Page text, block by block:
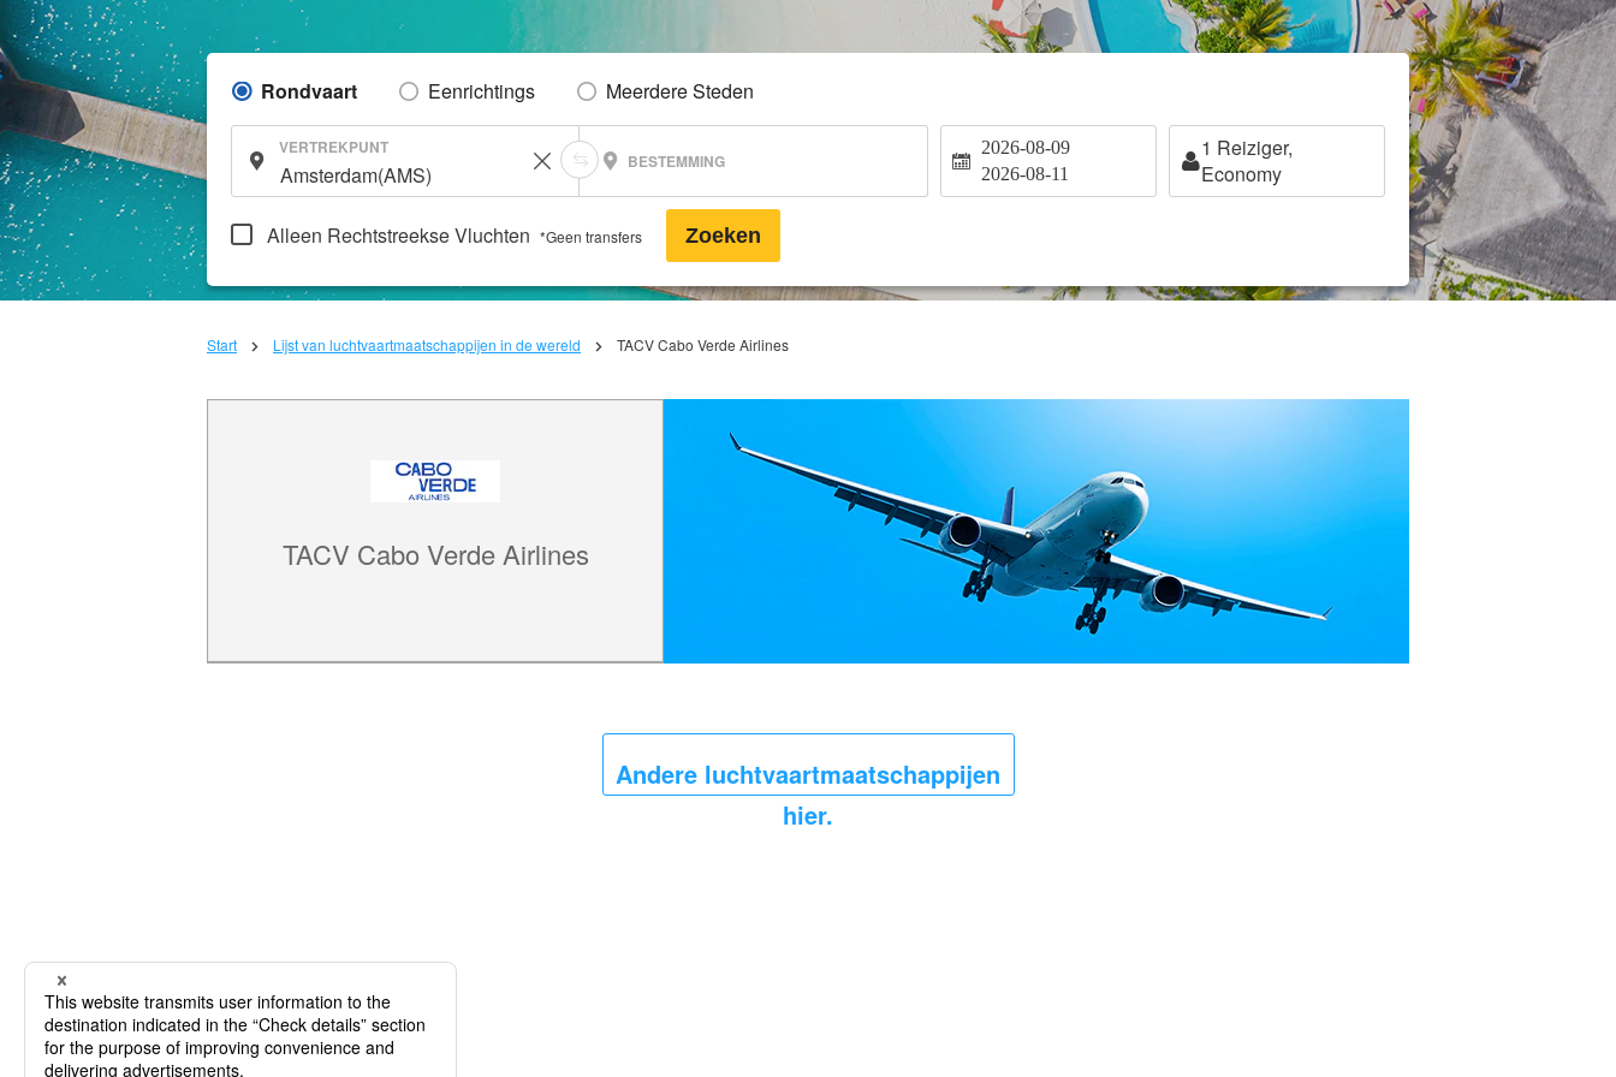
Rondvaart Eenrichtings Meerdere Steden
VERTREKPUNT
BESTEMMING
2026-08-09
2026-08-11
1 Reiziger,
Economy
Alleen Rechtstreekse Vluchten *Geen transfers Zoeken
Start Lijst van luchtvaartmaatschappijen in de wereld TACV Cabo Verde Airlines
TACV Cabo Verde Airlines
Andere luchtvaartmaatschappijen
hier.